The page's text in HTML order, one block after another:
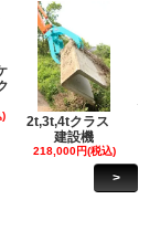
2t,3t,4tクラス
建設機
218,000円(税込)
>